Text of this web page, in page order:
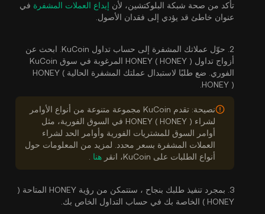
تأكد من صحة شبكة البلوكتشين، لأن إيداع العملات المشفرة في
عنوان خاطئ قد يؤدي إلى فقدان الأصول.
2. حوّل عملاتك المشفرة إلى حساب تداول KuCoin. ابحث عن
أزواج تداول HONEY ( HONEY ) المرغوبة في سوق KuCoin
الفوري. ضع طلبًا لاستبدال عملتك المشفرة الحالية HONEY (
HONEY ).
نصيحة: تقدم KuCoin مجموعة متنوعة من أنواع الأوامر
لشراء HONEY ( HONEY ) في السوق الفورية، مثل
أوامر السوق للمشتريات الفورية وأوامر الحد لشراء
العملات المشفرة بسعر محدد. لمزيد من المعلومات حول
أنواع الطلبات على KuCoin، انقر
هنا
3. بمجرد تنفيذ طلبك بنجاح ، ستتمكن من رؤية HONEY المتاحة (
HONEY ) الخاصة بك في حساب التداول الخاص بك.